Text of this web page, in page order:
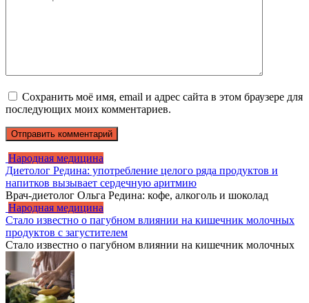
Сохранить моё имя, email и адрес сайта в этом браузере для
последующих моих комментариев.
Народная медицина
Диетолог Редина: употребление целого ряда продуктов и
напитков вызывает сердечную аритмию
Врач-диетолог Ольга Редина: кофе, алкоголь и шоколад
Народная медицина
Стало известно о пагубном влиянии на кишечник молочных
продуктов с загустителем
Стало известно о пагубном влиянии на кишечник молочных